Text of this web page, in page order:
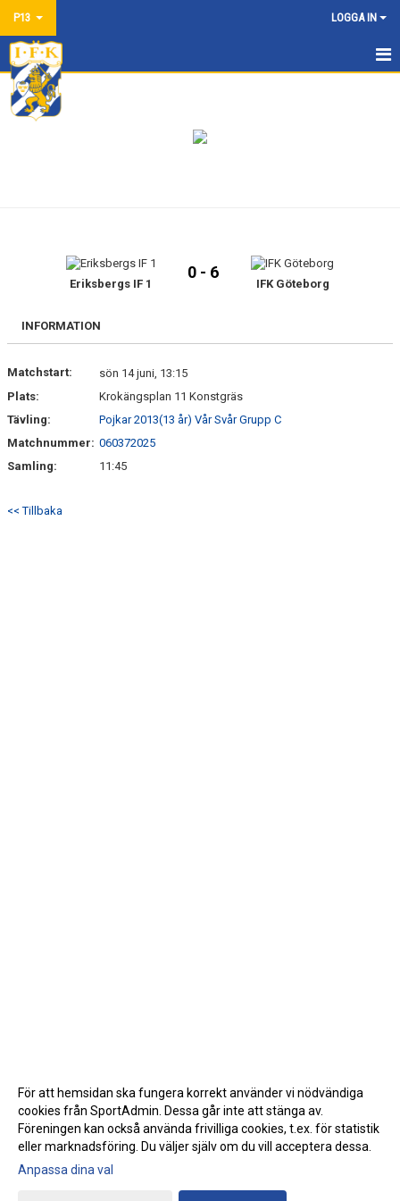
P13 LOGGA IN
HEM
BILDGALLERI
DOKUMENT
Eriksbergs IF 1
0 - 6
IFK Göteborg
INFORMATION
Matchstart:
sön 14 juni, 13:15
Plats:
Krokängsplan 11 Konstgräs
Tävling:
Pojkar 2013(13 år) Vår Svår Grupp C
Matchnummer: 060372025
Samling:
11:45
<< Tillbaka
Gå till Webbversion
För att hemsidan ska fungera korrekt använder vi nödvändiga
cookies från SportAdmin. Dessa går inte att stänga av.
Föreningen kan också använda frivilliga cookies, t.ex. för statistik
eller marknadsföring. Du väljer själv om du vill acceptera dessa.
Anpassa dina val